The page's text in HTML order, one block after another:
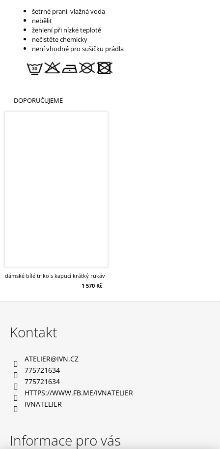
šetrné praní, vlažná voda
nebělit
žehlení při nízké teplotě
nečistěte chemicky
není vhodné pro sušičku prádla
DOPORUČUJEME
dámské bílé triko s kapucí krátký rukáv
1 570 Kč
Kontakt
ATELIER@IVN.CZ
775721634
775721634
HTTPS://WWW.FB.ME/IVNATELIER
IVNATELIER
Informace pro vás